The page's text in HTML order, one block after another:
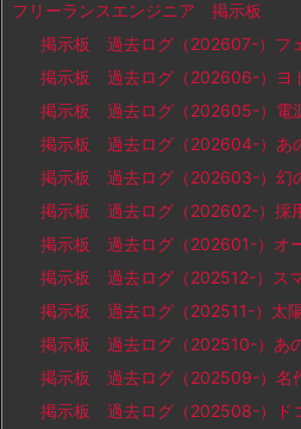
フリーランスエンジニア 掲示板
掲示板 過去ログ（202607-）フ
掲示板 過去ログ（202606-）ヨ
掲示板 過去ログ（202605-）電
掲示板 過去ログ（202604-）あ
掲示板 過去ログ（202603-）幻
掲示板 過去ログ（202602-）採
掲示板 過去ログ（202601-）オ
掲示板 過去ログ（202512-）ス
掲示板 過去ログ（202511-）太
掲示板 過去ログ（202510-）あ
掲示板 過去ログ（202509-）名
掲示板 過去ログ（202508-）ド